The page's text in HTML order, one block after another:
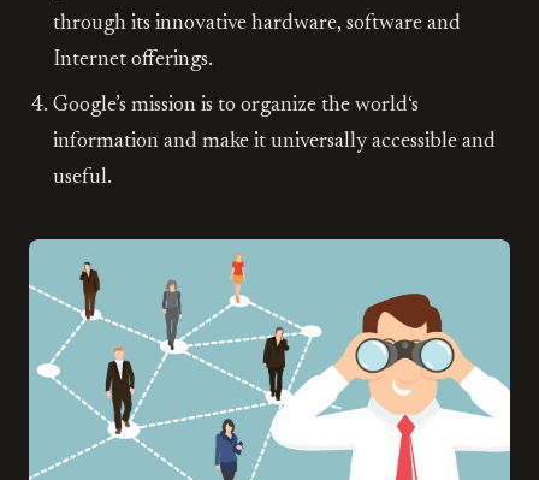
through its innovative hardware, software and
Internet offerings.
Google’s mission is to organize the world‘s
information and make it universally accessible and
useful.